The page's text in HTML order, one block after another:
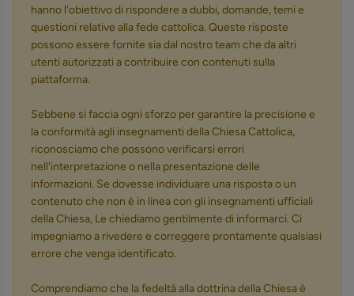
hanno l'obiettivo di rispondere a dubbi, domande, temi e
questioni relative alla fede cattolica. Queste risposte
possono essere fornite sia dal nostro team che da altri
utenti autorizzati a contribuire con contenuti sulla
piattaforma.
Sebbene si faccia ogni sforzo per garantire la precisione e
la conformità agli insegnamenti della Chiesa Cattolica,
riconosciamo che possono verificarsi errori
nell'interpretazione o nella presentazione delle
informazioni. Se dovesse individuare una risposta o un
contenuto che non è in linea con gli insegnamenti ufficiali
della Chiesa, Le chiediamo gentilmente di informarci. Ci
impegniamo a rivedere e correggere prontamente qualsiasi
errore che venga identificato.
Comprendiamo che la fedeltà alla dottrina della Chiesa è